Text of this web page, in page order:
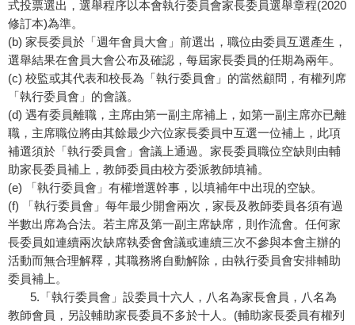
式投票選出，選舉程序以本會執行委員會家長委員選舉章程(2020
修訂本)為準。
(b) 家長委員於「週年會員大會」前選出，職位由委員互選產生，
選舉結果在會員大會公布及確認，每屆家長委員的任期為兩年。
(c) 校監或其代表和校長為「執行委員會」的當然顧問，有權列席
「執行委員會」的會議。
(d) 遇有委員離職，主席由第一副主席補上，如第一副主席亦已離
職，主席職位將由其餘最少六位家長委員中互選一位補上，此項
補選須於「執行委員會」會議上通過。家長委員職位空缺則由輔
助家長委員補上，教師委員由校方委派教師填補。
(e) 「執行委員會」有權增選幹事，以填補年中出現的空缺。
(f) 「執行委員會」每年最少開會兩次，家長及教師委員各須有過
半數出席為合法。若主席及第一副主席缺席，則作流會。任何家
長委員如連續兩次缺席執委會會議或連續三次不參與本會主辦的
活動而無合理解釋，其職務將自動解除，由執行委員會安排輔助
委員補上。
5.「執行委員會」設委員十六人，八名為家長會員，八名為
教師會員，另設輔助家長委員不多於十人。(輔助家長委員有權列